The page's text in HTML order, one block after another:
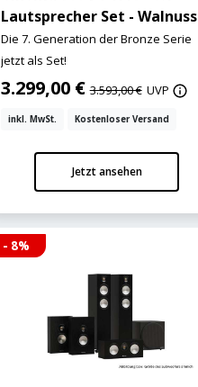
Lautsprecher Set - Walnuss
Die 7. Generation der Bronze Serie
jetzt als Set!
3.299,00 €3.593,00 € UVP
inkl. MwSt. Kostenloser Versand
Jetzt ansehen
- 8%